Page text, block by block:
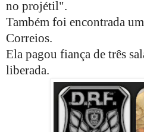
no projétil".
Também foi encontrada
Correios.
Ela pagou fiança de três
liberada.